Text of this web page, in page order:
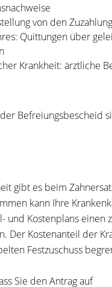
von den
Quittungen über
Krankheit: ärztliche
Befreiungsbescheid
gibt es beim
kann Ihre
und Kostenplans einen
Der Kostenanteil der
Festzuschuss
Sie den Antrag auf